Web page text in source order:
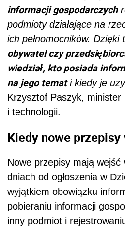
informacji gospodarczych
podmioty działające na
ich pełnomocników. Dzięki
obywatel czy
wiedział, kto posiada
na jego temati kiedy je
Krzysztof Paszyk, minister
i technologii.
Kiedy nowe
Nowe przepisy mają wejść
dniach od ogłoszenia w
wyjątkiem obowiązku
pobieraniu informacji
inny podmiot i